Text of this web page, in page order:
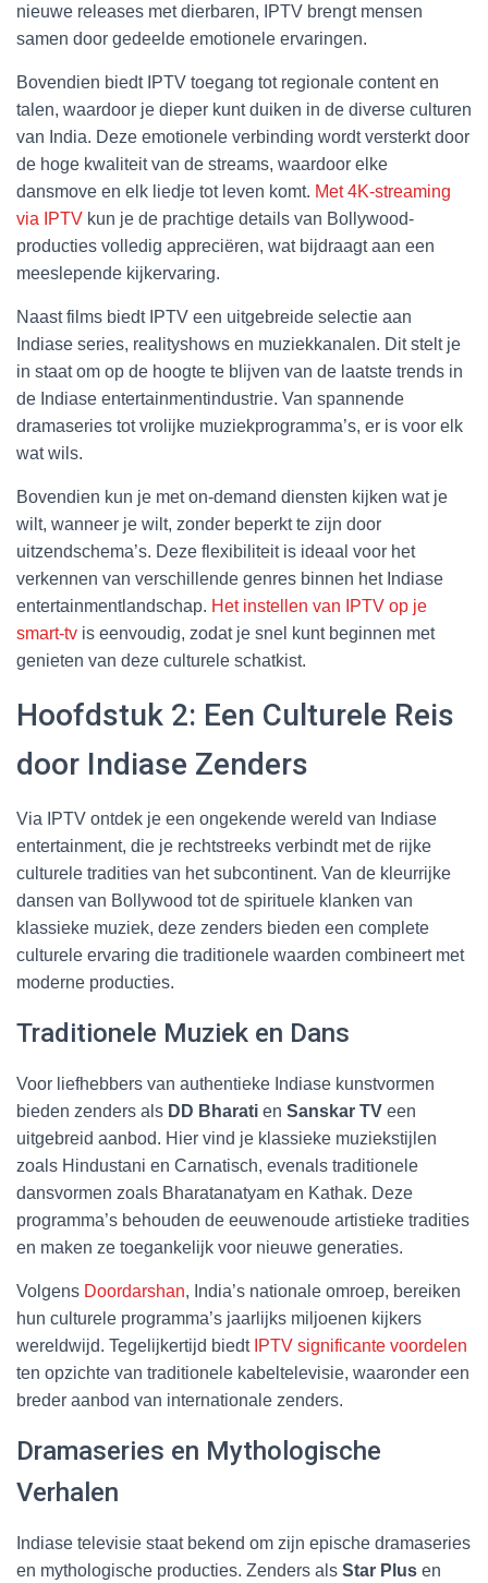
nieuwe releases met dierbaren, IPTV brengt mensen
samen door gedeelde emotionele ervaringen.
Bovendien biedt IPTV toegang tot regionale content en
talen, waardoor je dieper kunt duiken in de diverse culturen
van India. Deze emotionele verbinding wordt versterkt door
de hoge kwaliteit van de streams, waardoor elke
dansmove en elk liedje tot leven komt. Met 4K-streaming
via IPTV kun je de prachtige details van Bollywood-
producties volledig appreciëren, wat bijdraagt aan een
meeslepende kijkervaring.
Naast films biedt IPTV een uitgebreide selectie aan
Indiase series, realityshows en muziekkanalen. Dit stelt je
in staat om op de hoogte te blijven van de laatste trends in
de Indiase entertainmentindustrie. Van spannende
dramaseries tot vrolijke muziekprogramma’s, er is voor elk
wat wils.
Bovendien kun je met on-demand diensten kijken wat je
wilt, wanneer je wilt, zonder beperkt te zijn door
uitzendschema’s. Deze flexibiliteit is ideaal voor het
verkennen van verschillende genres binnen het Indiase
entertainmentlandschap. Het instellen van IPTV op je
smart-tv is eenvoudig, zodat je snel kunt beginnen met
genieten van deze culturele schatkist.
Hoofdstuk 2: Een Culturele Reis
door Indiase Zenders
Via IPTV ontdek je een ongekende wereld van Indiase
entertainment, die je rechtstreeks verbindt met de rijke
culturele tradities van het subcontinent. Van de kleurrijke
dansen van Bollywood tot de spirituele klanken van
klassieke muziek, deze zenders bieden een complete
culturele ervaring die traditionele waarden combineert met
moderne producties.
Traditionele Muziek en Dans
Voor liefhebbers van authentieke Indiase kunstvormen
bieden zenders als DD Bharati en Sanskar TV een
uitgebreid aanbod. Hier vind je klassieke muziekstijlen
zoals Hindustani en Carnatisch, evenals traditionele
dansvormen zoals Bharatanatyam en Kathak. Deze
programma’s behouden de eeuwenoude artistieke tradities
en maken ze toegankelijk voor nieuwe generaties.
Volgens Doordarshan, India’s nationale omroep, bereiken
hun culturele programma’s jaarlijks miljoenen kijkers
wereldwijd. Tegelijkertijd biedt IPTV significante voordelen
ten opzichte van traditionele kabeltelevisie, waaronder een
breder aanbod van internationale zenders.
Dramaseries en Mythologische
Verhalen
Indiase televisie staat bekend om zijn epische dramaseries
en mythologische producties. Zenders als Star Plus en